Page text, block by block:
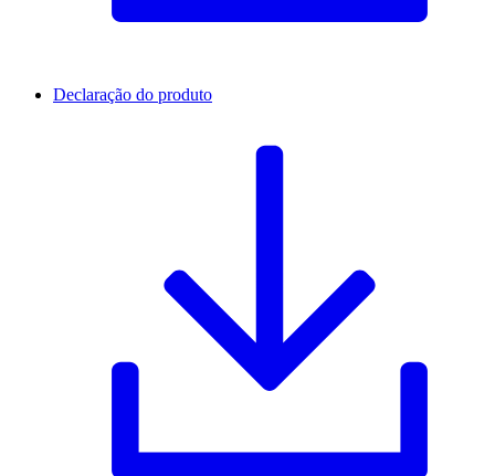
Declaração do produto